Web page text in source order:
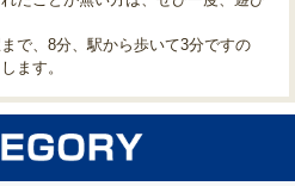
で、8分、駅から歩いて3分ですの
ます。